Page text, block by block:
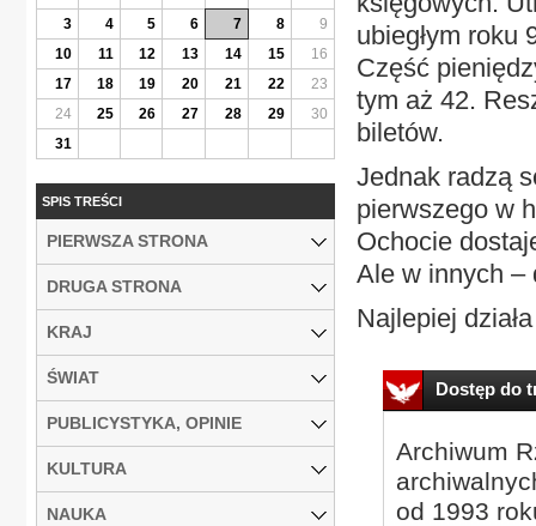
ubiegłym roku
Część
tym aż 42.
biletów.
Jednak radzą
pierwszego w
Ochocie
Ale w innych –
Najlepiej
Dostęp do
Archiwum
od 1993
3
4 5 6 7 8
9
10
11 12 13 14 15
16
17
18 19 20 21 22
23
24
25 26 27 28 29
30
31
SPIS TREŚCI
PIERWSZA STRONA
DRUGA STRONA
KRAJ
ŚWIAT
PUBLICYSTYKA, OPINIE
KULTURA
NAUKA